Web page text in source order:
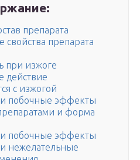
препарата
препарата
при изжоге
действие
с изжогой
побочные эффекты
и форма
побочные эффекты
нежелательные